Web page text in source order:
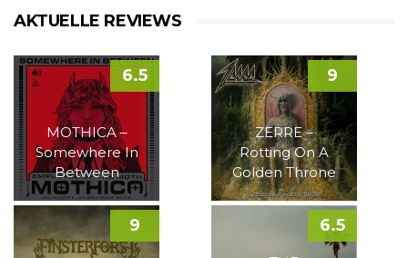
AKTUELLE REVIEWS
MOTHICA –
Somewhere In
Between
6.5
ZERRE –
Rotting On A
Golden Throne
9
9 6.5